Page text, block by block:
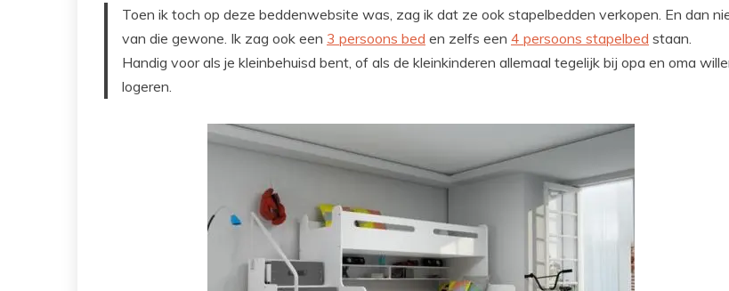
Toen ik toch op deze beddenwebsite was, zag ik dat ze ook stapelbedden verkopen. En dan
van die gewone. Ik zag ook een 3 persoons bed en zelfs een 4 persoons stapelbed staan.
Handig voor als je kleinbehuisd bent, of als de kleinkinderen allemaal tegelijk bij opa en oma
logeren.